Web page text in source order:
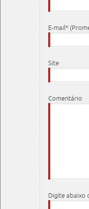
E-mail*
Site
Comentário
Digite abaixo